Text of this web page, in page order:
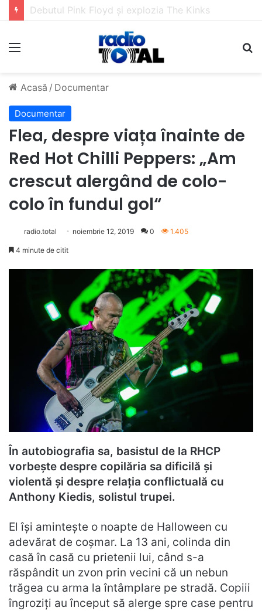
Meniu
Acasă / Documentar
Documentar
Flea, despre viața înainte de
Red Hot Chilli Peppers: „Am
crescut alergând de colo-
colo în fundul gol“
radio.total noiembrie 12, 2019 0 1.405
4 minute de citit
În autobiografia sa, basistul de la RHCP
vorbește despre copilăria sa dificilă și
violentă și despre relația conflictuală cu
Anthony Kiedis, solistul trupei.
El își amintește o noapte de Halloween cu
adevărat de coșmar. La 13 ani, colinda din
casă în casă cu prietenii lui, când s-a
răspândit un zvon prin vecini că un nebun
trăgea cu arma la întâmplare pe stradă. Copiii
îngroziți au început să alerge spre case pentru